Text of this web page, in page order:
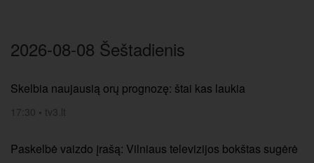
2026-08-08 Šeštadienis
Skelbia naujausią orų prognozę: štai kas laukia
17:30 • tv3.lt
Paskelbė vaizdo įrašą: Vilniaus televizijos bokštas sugėrė